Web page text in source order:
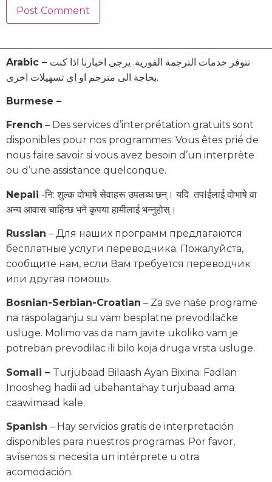
Arabic – تتوفر خدمات الترجمة الفورية. يرجى اخبارنا اذا كنت
بحاجة الى مترجم او اي تسهيلات اخرى.
Burmese –
French – Des services d’interprétation gratuits sont
disponibles pour nos programmes. Vous êtes prié de
nous faire savoir si vous avez besoin d’un interprète
ou d’une assistance quelconque.
Nepali -नि: शुल्क दोभाषे सेवाहरू उपलब्ध छन्। यदि तपIईलाई दोभाषे वा
अन्य आवास चाहिन्छ भने कृपया हामीलाई भन्नुहोस्।
Russian – Для наших программ предлагаются
бесплатные услуги переводчика. Пожалуйста,
сообщите нам, если Вам требуется переводчик
или другая помощь.
Bosnian-Serbian-Croatian – Za sve naše programe
na raspolaganju su vam besplatne prevodilačke
usluge. Molimo vas da nam javite ukoliko vam je
potreban prevodilac ili bilo koja druga vrsta usluge.
Somali – Turjubaad Bilaash Ayan Bixina. Fadlan
Inoosheg hadii ad ubahantahay turjubaad ama
caawimaad kale.
Spanish – Hay servicios gratis de interpretación
disponibles para nuestros programas. Por favor,
avísenos si necesita un intérprete u otra
acomodación.